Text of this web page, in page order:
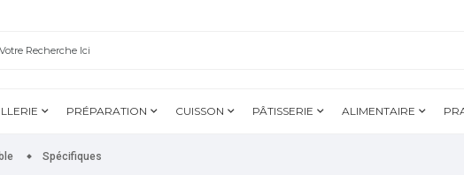
PRÉPARATION CUISSON PÂTISSERIE ALIMENTAIRE
Spécifiques